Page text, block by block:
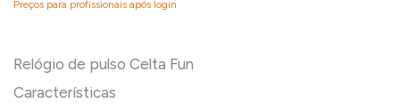
Preços para profissionais após login
Relógio de pulso Celta Fun
Características